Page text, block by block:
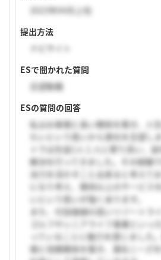
2023年04月上旬
提出方法
ESで聞かれた質問
志望動機
ESの質問の回答
私はお客様と長い関係を築き、人
たいという思いから貴社を志望し
トでは生徒1人１人に寄り添い、
解決を行ってきました。その経験
決力を活かすこと出来ると考えて
になり考え、期待以上のサービス
いという思いが強くあります。
また、付加価値の高いリゾートラ
ゴルフやシニアライフ事業といっ
っていることに魅力を感じました
様と信頼関係を築き、潜在ニーズ